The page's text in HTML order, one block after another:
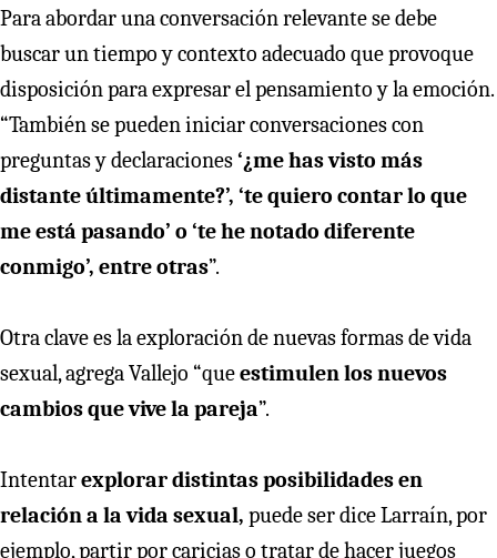
Para abordar una conversación relevante se debe
buscar un tiempo y contexto adecuado que provoque
disposición para expresar el pensamiento y la emoción.
“También se pueden iniciar conversaciones con
preguntas y declaraciones‘¿me has visto más
distante últimamente?’, ‘te quiero contar lo que
me está pasando’ o ‘te he notado diferente
conmigo’, entre otras”.
Otra clave es la exploración de nuevas formas de vida
sexual, agrega Vallejo “queestimulen los nuevos
cambios que vive la pareja”.
Intentarexplorar distintas posibilidades en
relación a la vida sexual, puede ser dice Larraín, por
ejemplo, partir por caricias o tratar de hacer juegos